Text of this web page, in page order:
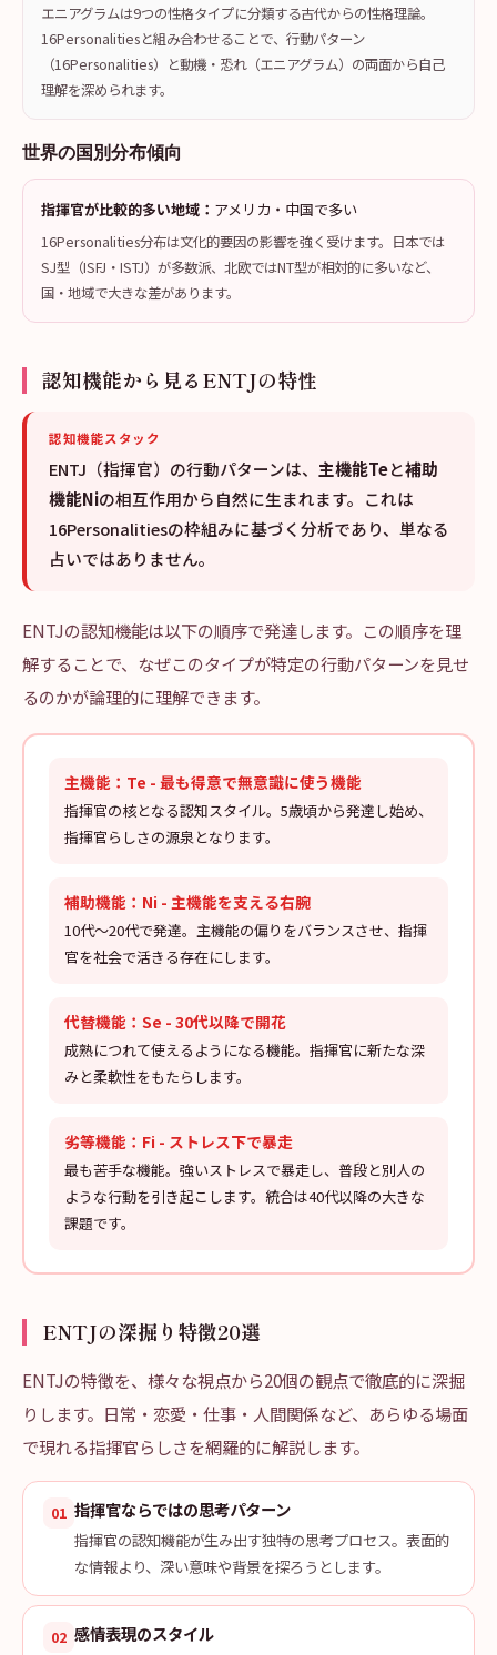
エニアグラムは9つの性格タイプに分類する古代からの性格理論。
16Personalitiesと組み合わせることで、行動パターン
（16Personalities）と動機・恐れ（エニアグラム）の両面から自己
理解を深められます。
世界の国別分布傾向
指揮官が比較的多い地域： アメリカ・中国で多い
16Personalities分布は文化的要因の影響を強く受けます。日本では
SJ型（ISFJ・ISTJ）が多数派、北欧ではNT型が相対的に多いなど、
国・地域で大きな差があります。
認知機能から見るENTJの特性
認知機能スタック
ENTJ（指揮官）の行動パターンは、 主機能Teと補助
機能Niの相互作用から自然に生まれます。これは
16Personalitiesの枠組みに基づく分析であり、単なる
占いではありません。
ENTJの認知機能は以下の順序で発達します。この順序を理
解することで、なぜこのタイプが特定の行動パターンを見せ
るのかが論理的に理解できます。
主機能：Te - 最も得意で無意識に使う機能
指揮官の核となる認知スタイル。5歳頃から発達し始め、
指揮官らしさの源泉となります。
補助機能：Ni - 主機能を支える右腕
10代〜20代で発達。主機能の偏りをバランスさせ、指揮
官を社会で活きる存在にします。
代替機能：Se - 30代以降で開花
成熟につれて使えるようになる機能。指揮官に新たな深
みと柔軟性をもたらします。
劣等機能：Fi - ストレス下で暴走
最も苦手な機能。強いストレスで暴走し、普段と別人の
ような行動を引き起こします。統合は40代以降の大きな
課題です。
ENTJの深掘り特徴20選
ENTJの特徴を、様々な視点から20個の観点で徹底的に深掘
りします。日常・恋愛・仕事・人間関係など、あらゆる場面
で現れる指揮官らしさを網羅的に解説します。
01 指揮官ならではの思考パターン
指揮官の認知機能が生み出す独特の思考プロセス。表面的
な情報より、深い意味や背景を探ろうとします。
02 感情表現のスタイル